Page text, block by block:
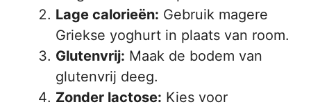
Lage calorieën: Gebruik magere
Griekse yoghurt in plaats van room.
Glutenvrij: Maak de bodem van
glutenvrij deeg.
Zonder lactose: Kies voor